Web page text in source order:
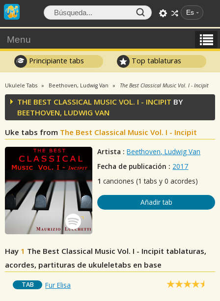
Es
Menu
Principiante tabs Top tablaturas
Ukulele Tabs Beethoven, Ludwig Van The Best Classical Music Vol. I - Incipit
THE BEST CLASSICAL MUSIC VOL. I - INCIPIT BY
BEETHOVEN, LUDWIG VAN
Uke tabs from The Best Classical Music Vol. I - Incipit
Artista : Beethoven, Ludwig Van
Fecha de publicación : 2017
1 canciones (1 tabs y 0 acordes)
Añadir tab
Hay 1 The Best Classical Music Vol. I - Incipit tablaturas,
acordes, partituras de ukuleletabs en base
TAB Fur Elisa